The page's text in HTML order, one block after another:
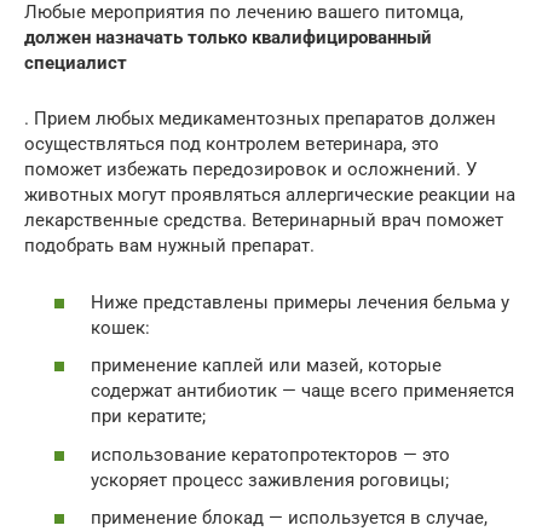
Любые мероприятия по лечению вашего питомца,
должен назначать только квалифицированный
специалист
. Прием любых медикаментозных препаратов должен
осуществляться под контролем ветеринара, это
поможет избежать передозировок и осложнений. У
животных могут проявляться аллергические реакции на
лекарственные средства. Ветеринарный врач поможет
подобрать вам нужный препарат.
Ниже представлены примеры лечения бельма у
кошек:
применение каплей или мазей, которые
содержат антибиотик — чаще всего применяется
при кератите;
использование кератопротекторов — это
ускоряет процесс заживления роговицы;
применение блокад — используется в случае,